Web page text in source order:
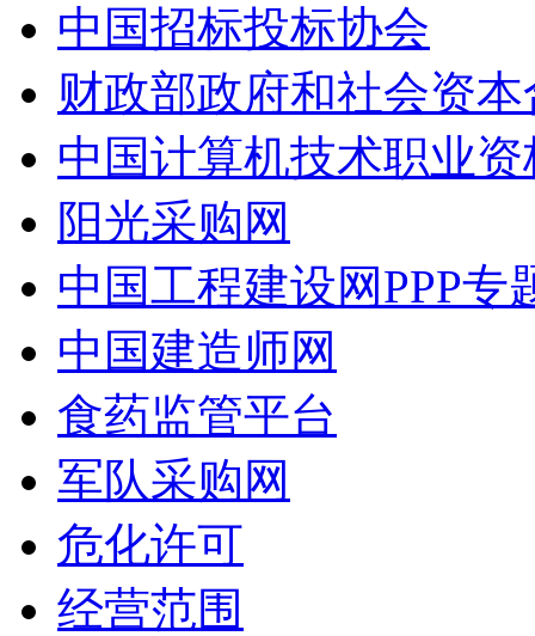
中国招标投标协会
财政部政府和社会资
中国计算机技术职业资
阳光采购网
中国工程建设网PPP专
中国建造师网
食药监管平台
军队采购网
危化许可
经营范围